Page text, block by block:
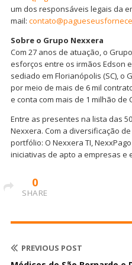
um dos responsáveis legais da
mail:
Sobre o Grupo Nexxera
Com 27 anos de atuação, o
esforços entre os irmãos Edson
sediado em Florianópolis (SC),
por meio de mais de 6 mil
e conta com mais de 1 milhão de
Entre as presentes na lista das
Nexxera. Com a diversificação
portfólio: O Nexxera TI,
iniciativas de apto a empresas e
0
SHARE
PREVIOUS POST